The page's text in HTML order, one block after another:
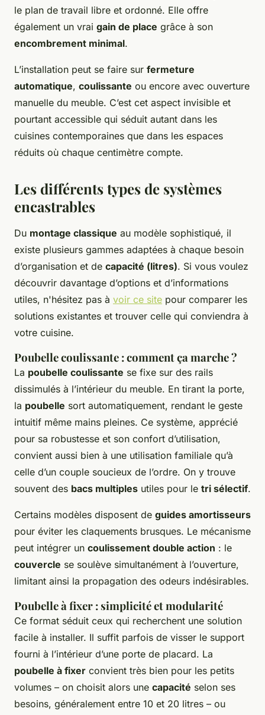
le plan de travail libre et ordonné. Elle offre
également un vrai gain de place grâce à son
encombrement minimal.
L’installation peut se faire sur fermeture
automatique, coulissante ou encore avec ouverture
manuelle du meuble. C’est cet aspect invisible et
pourtant accessible qui séduit autant dans les
cuisines contemporaines que dans les espaces
réduits où chaque centimètre compte.
Les différents types de systèmes
encastrables
Du montage classique au modèle sophistiqué, il
existe plusieurs gammes adaptées à chaque besoin
d’organisation et de capacité (litres). Si vous voulez
découvrir davantage d’options et d’informations
utiles, n'hésitez pas à voir ce site pour comparer les
solutions existantes et trouver celle qui conviendra à
votre cuisine.
Poubelle coulissante : comment ça marche ?
La poubelle coulissante se fixe sur des rails
dissimulés à l’intérieur du meuble. En tirant la porte,
la poubelle sort automatiquement, rendant le geste
intuitif même mains pleines. Ce système, apprécié
pour sa robustesse et son confort d’utilisation,
convient aussi bien à une utilisation familiale qu’à
celle d’un couple soucieux de l’ordre. On y trouve
souvent des bacs multiples utiles pour le tri sélectif.
Certains modèles disposent de guides amortisseurs
pour éviter les claquements brusques. Le mécanisme
peut intégrer un coulissement double action : le
couvercle se soulève simultanément à l’ouverture,
limitant ainsi la propagation des odeurs indésirables.
Poubelle à fixer : simplicité et modularité
Ce format séduit ceux qui recherchent une solution
facile à installer. Il suffit parfois de visser le support
fourni à l’intérieur d’une porte de placard. La
poubelle à fixer convient très bien pour les petits
volumes – on choisit alors une capacité selon ses
besoins, généralement entre 10 et 20 litres – ou